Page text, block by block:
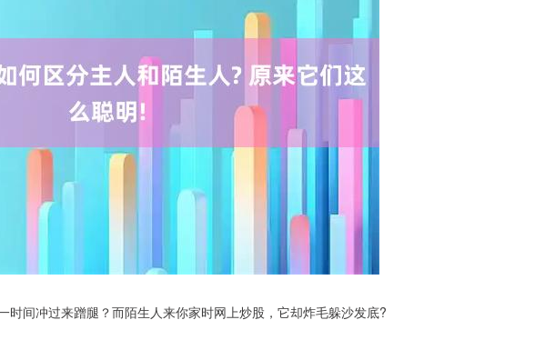
时间冲过来蹭腿？而陌生人来你家时网上炒股，它却炸毛躲沙发底?